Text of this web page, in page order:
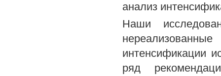
анализ
Наши
интенсификации
ряд